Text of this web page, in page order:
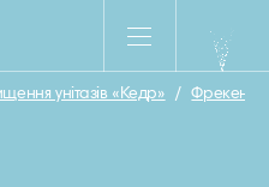
унітазів «Кедр» / Фрекен